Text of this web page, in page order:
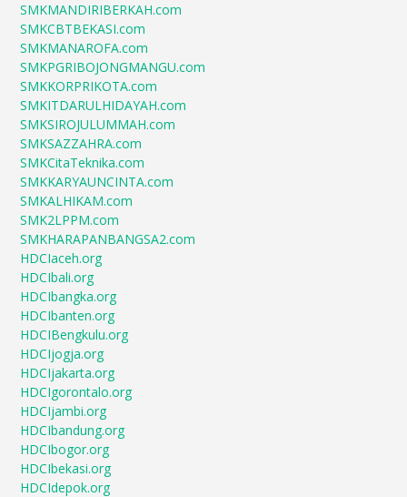
SMKMANDIRIBERKAH.com
SMKCBTBEKASI.com
SMKMANAROFA.com
SMKPGRIBOJONGMANGU.com
SMKKORPRIKOTA.com
SMKITDARULHIDAYAH.com
SMKSIROJULUMMAH.com
SMKSAZZAHRA.com
SMKCitaTeknika.com
SMKKARYAUNCINTA.com
SMKALHIKAM.com
SMK2LPPM.com
SMKHARAPANBANGSA2.com
HDCIaceh.org
HDCIbali.org
HDCIbangka.org
HDCIbanten.org
HDCIBengkulu.org
HDCIjogja.org
HDCIjakarta.org
HDCIgorontalo.org
HDCIjambi.org
HDCIbandung.org
HDCIbogor.org
HDCIbekasi.org
HDCIdepok.org